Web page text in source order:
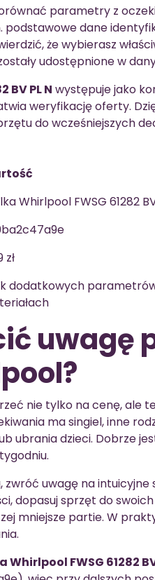
parametry z
podstawowe dane
że wybierasz
udostępnione w
BV PL N występuje jako
weryfikację oferty.
do wcześniejszych
Whirlpool FWSG 61282
zł
dodatkowych
uwagę
nie tylko na cenę, ale
ma singiel, inne
ubrania dzieci. Dobrze
uwagę na intuicyjne
dopasuj sprzęt do
mniejsze partie. W
Whirlpool FWSG 61282